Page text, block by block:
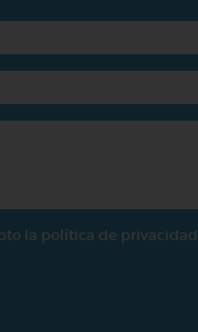
la política de privacidad